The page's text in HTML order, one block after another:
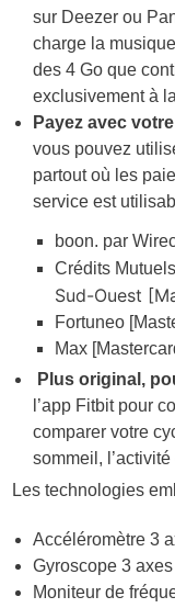
sur Deezer ou
charge la
des 4 Go que
exclusivement à
Payez avec
vous pouvez
partout où les
service est
boon. par
Crédits
Sud-Ouest
Fortuneo
Max
Plus original,
l’app Fitbit pour
comparer votre
sommeil,
Les technologies
Accéléromètre 3
Gyroscope 3 axes
Moniteur de